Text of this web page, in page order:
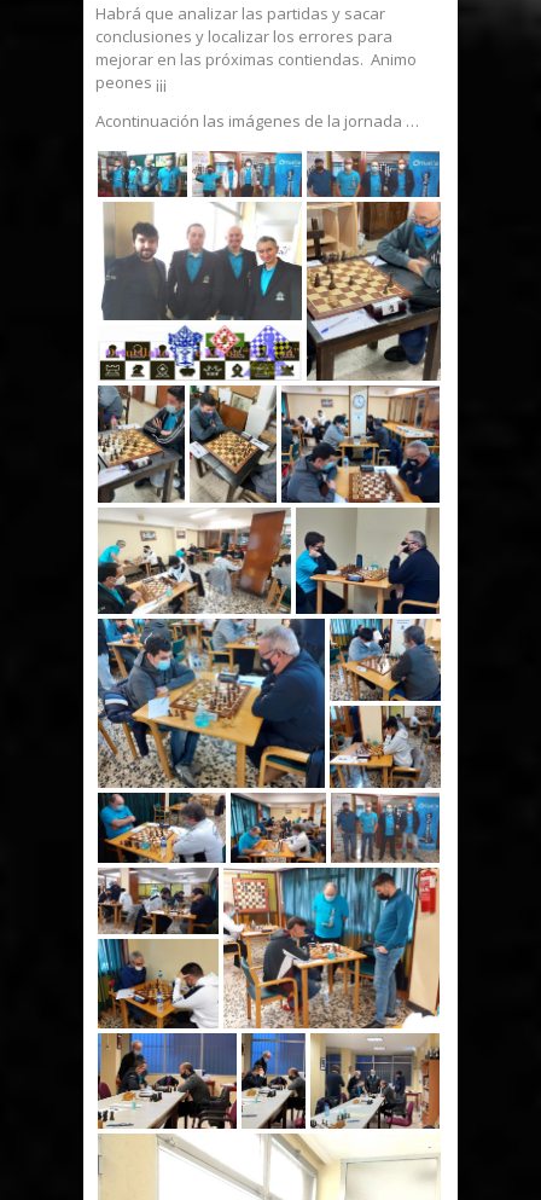
Habrá que analizar las partidas y sacar
conclusiones y localizar los errores para
mejorar en las próximas contiendas. Animo
peones ¡¡¡
Acontinuación las imágenes de la jornada …